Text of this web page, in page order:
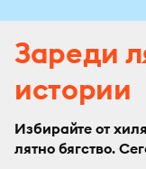
Зареди
истории
Избирайте от
лятно бягство.